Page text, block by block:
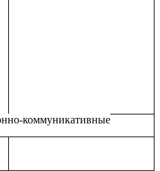
коммуникативные